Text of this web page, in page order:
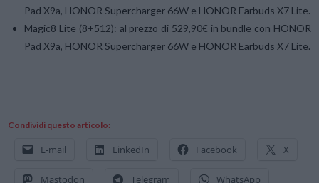
Pad X9a, HONOR Supercharger 66W e HONOR Earbuds X7 Lite.
Magic8 Lite (8+512): al prezzo di 529,90€ in bundle con HONOR
Pad X9a, HONOR Supercharger 66W e HONOR Earbuds X7 Lite.
Condividi questo articolo:
E-mail LinkedIn Facebook X
Mastodon Telegram WhatsApp